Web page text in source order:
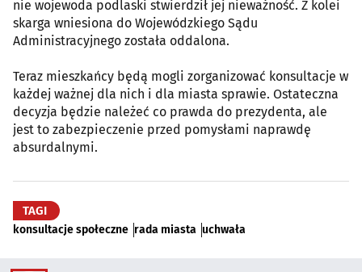
nie wojewoda podlaski stwierdził jej nieważność. Z kolei
skarga wniesiona do Wojewódzkiego Sądu
Administracyjnego została oddalona.
Teraz mieszkańcy będą mogli zorganizować konsultacje w
każdej ważnej dla nich i dla miasta sprawie. Ostateczna
decyzja będzie należeć co prawda do prezydenta, ale
jest to zabezpieczenie przed pomysłami naprawdę
absurdalnymi.
TAGI
konsultacje społeczne rada miasta uchwała